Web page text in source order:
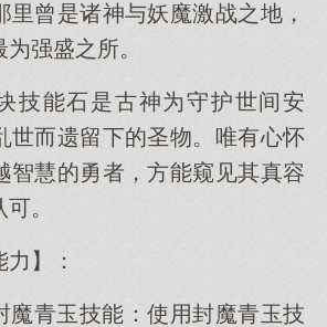
里曾是诸神与妖魔激战之地，
强盛之所。
技能石是古神为守护世间安
世而遗留下的圣物。唯有心怀
智慧的勇者，方能窥见其真容
。
力】：
魔青玉技能：使用封魔青玉技